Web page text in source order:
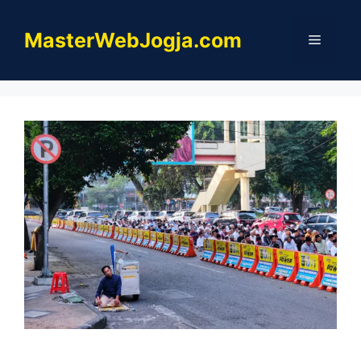
contentMasterWebJogja.com Menu